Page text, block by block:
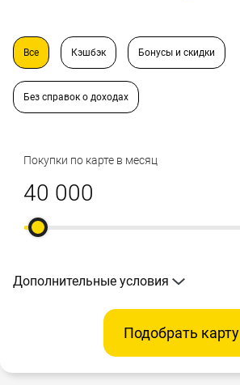
Все Кэшбэк Бонусы и скидки
Без справок о доходах
Покупки по карте в месяц
Дополнительные условия
Подобрать карту